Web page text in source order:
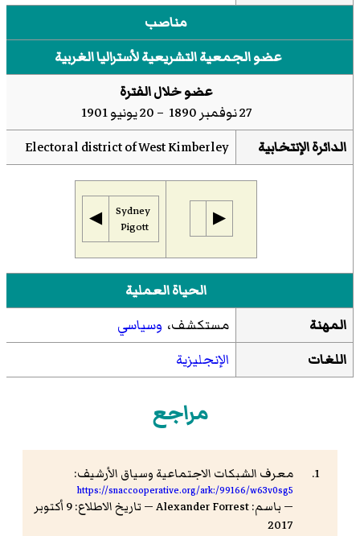
مناصب
عضو الجمعية التشريعية لأستراليا الغربية
عضو خلال الفترة
27 نوفمبر 1890 – 20 يونيو 1901
الدائرة الإنتخابية
Electoral district of West Kimberley
▶︎
Sydney
Pigott
◀︎
الحياة العملية
المهنة
مستكشف، وسياسي
اللغات
الإنجليزية
مراجع
معرف الشبكات الاجتماعية وسياق الأرشيف:
https://snaccooperative.org/ark:/99166/w63v0sg5
— باسم: Alexander Forrest — تاريخ الاطلاع: 9 أكتوبر
2017